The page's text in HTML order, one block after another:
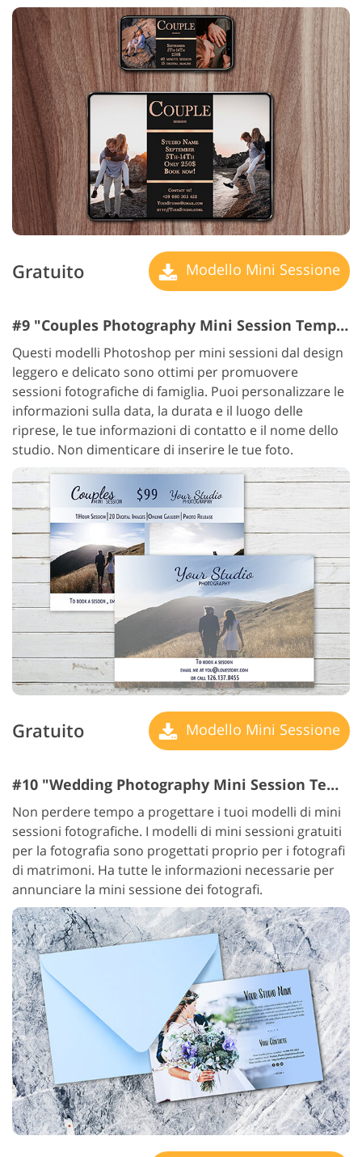
Gratuito Modello Mini Sessione
#9 "Couples Photography Mini Session Templates"
Questi modelli Photoshop per mini sessioni dal design
leggero e delicato sono ottimi per promuovere
sessioni fotografiche di famiglia. Puoi personalizzare le
informazioni sulla data, la durata e il luogo delle
riprese, le tue informazioni di contatto e il nome dello
studio. Non dimenticare di inserire le tue foto.
Gratuito Modello Mini Sessione
#10 "Wedding Photography Mini Session Templates Blue"
Non perdere tempo a progettare i tuoi modelli di mini
sessioni fotografiche. I modelli di mini sessioni gratuiti
per la fotografia sono progettati proprio per i fotografi
di matrimoni. Ha tutte le informazioni necessarie per
annunciare la mini sessione dei fotografi.